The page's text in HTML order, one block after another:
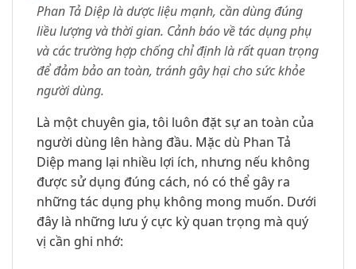
Phan Tả Diệp là dược liệu mạnh, cần dùng đúng
liều lượng và thời gian. Cảnh báo về tác dụng phụ
và các trường hợp chống chỉ định là rất quan trọng
để đảm bảo an toàn, tránh gây hại cho sức khỏe
người dùng.
Là một chuyên gia, tôi luôn đặt sự an toàn của
người dùng lên hàng đầu. Mặc dù Phan Tả
Diệp mang lại nhiều lợi ích, nhưng nếu không
được sử dụng đúng cách, nó có thể gây ra
những tác dụng phụ không mong muốn. Dưới
đây là những lưu ý cực kỳ quan trọng mà quý
vị cần ghi nhớ: